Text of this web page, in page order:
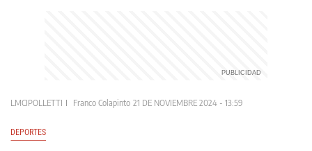
LMCIPOLLETTI Franco Colapinto 21 DE NOVIEMBRE 2024 - 13:59
DEPORTES